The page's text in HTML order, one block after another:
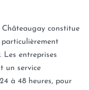
Châteaugay constitue
Les entreprises
un service
à 48 heures, pour